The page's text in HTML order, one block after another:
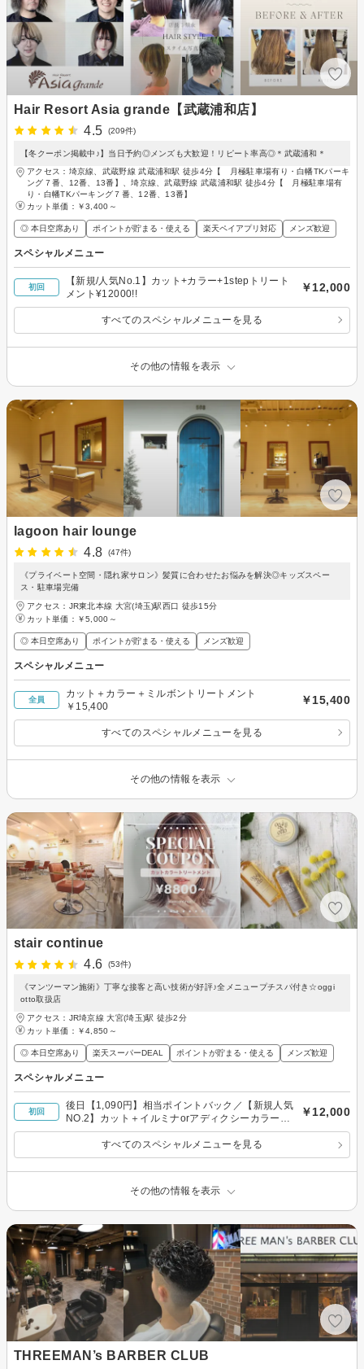
Hair Resort Asia grande【武蔵浦和店】
4.5
(209件)
【冬クーポン掲載中♪】当日予約◎メンズも大歓迎！リピート率高◎＊武蔵浦和＊
アクセス：埼京線、武蔵野線 武蔵浦和駅 徒歩4分【 月極駐車場有り・白幡TKパーキ
ング７番、12番、13番】、埼京線、武蔵野線 武蔵浦和駅 徒歩4分【 月極駐車場有
り・白幡TKパーキング７番、12番、13番】
カット単価： ￥3,400～
◎ 本日空席あり ポイントが貯まる・使える 楽天ペイアプリ対応 メンズ歓迎
スペシャルメニュー
初回
【新規/人気No.1】カット+カラー+1stepトリート
メント¥12000!!
￥12,000
すべてのスペシャルメニューを見る
その他の情報を表示
lagoon hair lounge
4.8
(47件)
《プライベート空間・隠れ家サロン》髪質に合わせたお悩みを解決◎キッズスペー
ス・駐車場完備
アクセス：JR東北本線 大宮(埼玉)駅西口 徒歩15分
カット単価： ￥5,000～
◎ 本日空席あり ポイントが貯まる・使える メンズ歓迎
スペシャルメニュー
全員
カット＋カラー＋ミルボントリートメント
￥15,400
￥15,400
すべてのスペシャルメニューを見る
その他の情報を表示
stair continue
4.6
(53件)
《マンツーマン施術》丁寧な接客と高い技術が好評♪全メニュープチスパ付き☆oggi
otto取扱店
アクセス：JR埼京線 大宮(埼玉)駅 徒歩2分
カット単価： ￥4,850～
◎ 本日空席あり 楽天スーパーDEAL ポイントが貯まる・使える メンズ歓迎
スペシャルメニュー
初回
後日【1,090円】相当ポイントバック／【新規人気
NO.2】カット＋イルミナorアディクシーカラー＋
TOKIOトリ ￥12,000大宮
￥12,000
すべてのスペシャルメニューを見る
その他の情報を表示
THREEMAN’s BARBER CLUB